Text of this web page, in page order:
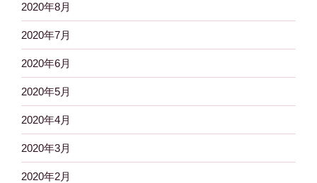
2020年8月
2020年7月
2020年6月
2020年5月
2020年4月
2020年3月
2020年2月